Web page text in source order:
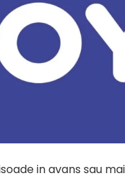
in avans sau